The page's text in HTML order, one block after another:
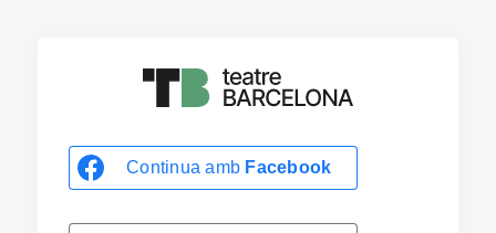
Continua amb Facebook